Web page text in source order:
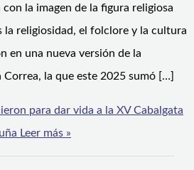
la imagen de la figura religiosa
religiosidad, el folclore y la cultura
en una nueva versión de la
la que este 2025 sumó […]
para dar vida a la XV Cabalgata
Leer más »